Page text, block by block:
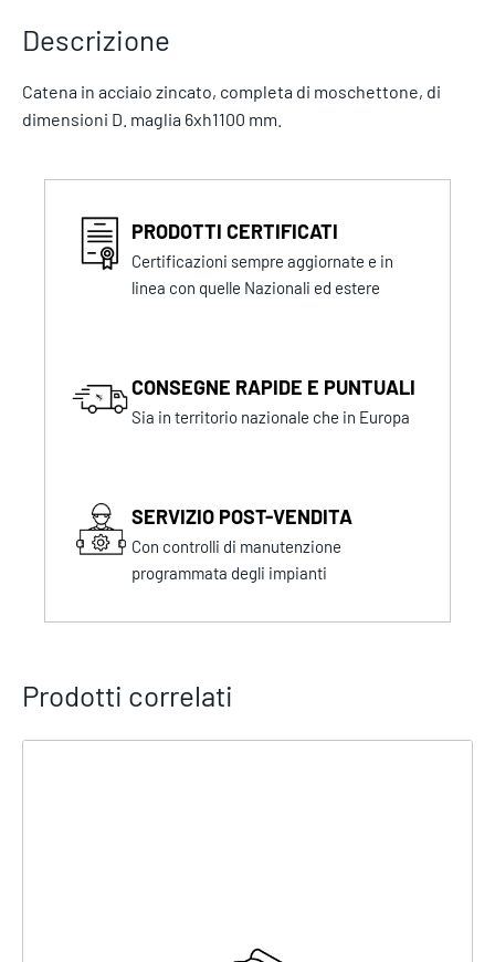
Descrizione
Catena in acciaio zincato, completa di moschettone, di
dimensioni D. maglia 6xh1100 mm.
PRODOTTI CERTIFICATI
Certificazioni sempre aggiornate e in
linea con quelle Nazionali ed estere
CONSEGNE RAPIDE E PUNTUALI
Sia in territorio nazionale che in Europa
SERVIZIO POST-VENDITA
Con controlli di manutenzione
programmata degli impianti
Prodotti correlati